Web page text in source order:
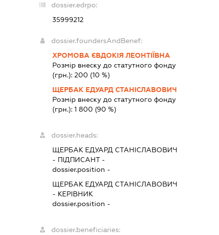
dossier.edrpo:
35999212
dossier.foundersAndBenef:
ХРОМОВА ЄВДОКІЯ ЛЕОНТІЇВНА
Розмір внеску до статутного фонду
(грн.): 200 (10 %)
ЩЕРБАК ЕДУАРД СТАНІСЛАВОВИЧ
Розмір внеску до статутного фонду
(грн.): 1 800 (90 %)
dossier.heads:
ЩЕРБАК ЕДУАРД СТАНІСЛАВОВИЧ
- ПІДПИСАНТ-
dossier.position -
ЩЕРБАК ЕДУАРД СТАНІСЛАВОВИЧ
- КЕРІВНИК
dossier.position -
dossier.beneficiaries: